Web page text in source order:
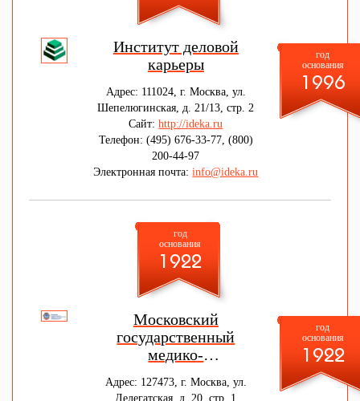
Институт деловой
карьеры
Адрес: 111024, г. Москва, ул.
Шепелюгинская, д. 21/13, стр. 2
Сайт:http://ideka.ru
Телефон: (495) 676-33-77, (800)
200-44-97
Электронная почта:info@ideka.ru
год
основания
1996
год
основания
1922
Московский
государственный
медико-
университет имени А.И.
Адрес: 127473, г. Москва, ул.
Делегатская, д. 20, стр. 1
год
основания
1922